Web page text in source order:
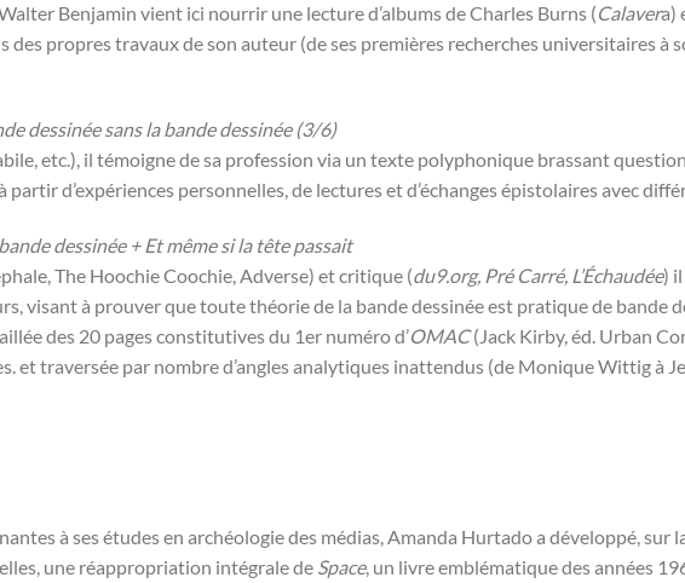
Benjamin vient ici nourrir une lecture d’albums de Charles Burns (Calavera)
des propres travaux de son auteur (de ses premières recherches universitaires à
dessinée sans la bande dessinée (3/6)
etc.), il témoigne de sa profession via un texte polyphonique brassant
partir d’expériences personnelles, de lectures et d’échanges épistolaires avec
dessinée + Et même si la tête passait
The Hoochie Coochie, Adverse) et critique (du9.org, Pré Carré, L’Échaudée)
visant à prouver que toute théorie de la bande dessinée est pratique de bande
des 20 pages constitutives du 1er numéro d’OMAC(Jack Kirby, éd. Urban
et traversée par nombre d’angles analytiques inattendus (de Monique Wittig à
à ses études en archéologie des médias, Amanda Hurtado a développé, sur
une réappropriation intégrale de Space, un livre emblématique des années